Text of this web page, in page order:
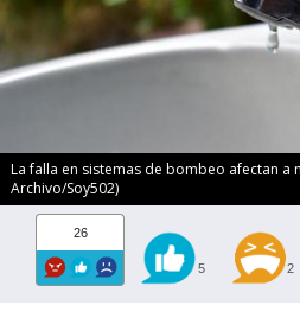
La falla en sistemas de bombeo afectan a
Archivo/Soy502)
26
5 2